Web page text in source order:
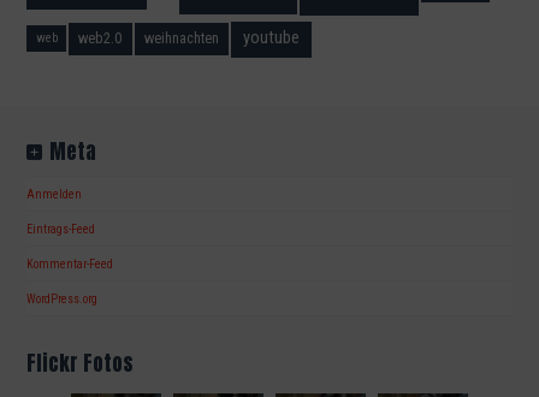
web web2.0 weihnachten youtube
Meta
Anmelden
Eintrags-Feed
Kommentar-Feed
WordPress.org
Flickr Fotos